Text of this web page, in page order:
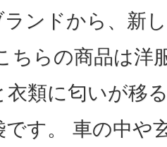
ンドから、新
ちらの商品は洋
衣類に匂いが移
す。 車の中や